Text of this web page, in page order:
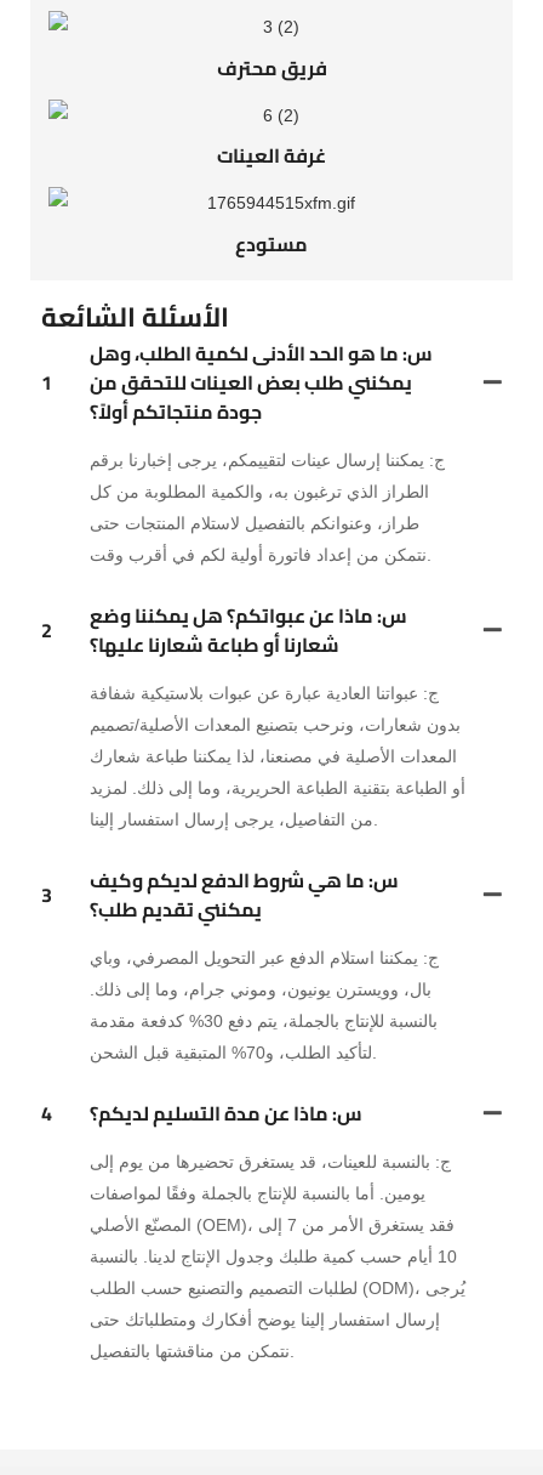
فريق محترف
غرفة العينات
مستودع
الأسئلة الشائعة
1
س: ما هو الحد الأدنى لكمية الطلب، وهل
يمكنني طلب بعض العينات للتحقق من
جودة منتجاتكم أولاً؟
ج: يمكننا إرسال عينات لتقييمكم، يرجى إخبارنا برقم
الطراز الذي ترغبون به، والكمية المطلوبة من كل
طراز، وعنوانكم بالتفصيل لاستلام المنتجات حتى
نتمكن من إعداد فاتورة أولية لكم في أقرب وقت.
2
س: ماذا عن عبواتكم؟ هل يمكننا وضع
شعارنا أو طباعة شعارنا عليها؟
ج: عبواتنا العادية عبارة عن عبوات بلاستيكية شفافة
بدون شعارات، ونرحب بتصنيع المعدات الأصلية/تصميم
المعدات الأصلية في مصنعنا، لذا يمكننا طباعة شعارك
أو الطباعة بتقنية الطباعة الحريرية، وما إلى ذلك. لمزيد
من التفاصيل، يرجى إرسال استفسار إلينا.
3
س: ما هي شروط الدفع لديكم وكيف
يمكنني تقديم طلب؟
ج: يمكننا استلام الدفع عبر التحويل المصرفي، وباي
بال، وويسترن يونيون، وموني جرام، وما إلى ذلك.
بالنسبة للإنتاج بالجملة، يتم دفع 30% كدفعة مقدمة
لتأكيد الطلب، و70% المتبقية قبل الشحن.
4 س: ماذا عن مدة التسليم لديكم؟
ج: بالنسبة للعينات، قد يستغرق تحضيرها من يوم إلى
يومين. أما بالنسبة للإنتاج بالجملة وفقًا لمواصفات
المصنّع الأصلي (OEM)، فقد يستغرق الأمر من 7 إلى
10 أيام حسب كمية طلبك وجدول الإنتاج لدينا. بالنسبة
لطلبات التصميم والتصنيع حسب الطلب (ODM)، يُرجى
إرسال استفسار إلينا يوضح أفكارك ومتطلباتك حتى
نتمكن من مناقشتها بالتفصيل.